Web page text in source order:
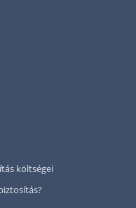
költségei